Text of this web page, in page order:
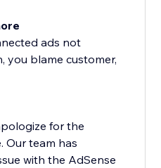
ads not
you blame customer,
for the
Our team has
with the AdSense